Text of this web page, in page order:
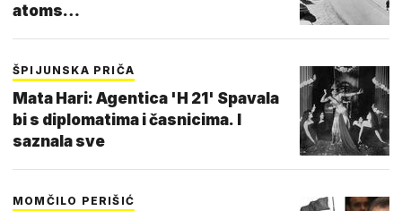
atoms…
ŠPIJUNSKA PRIČA
Mata Hari: Agentica 'H 21' Spavala
bi s diplomatima i časnicima. I
saznala sve
MOMČILO PERIŠIĆ